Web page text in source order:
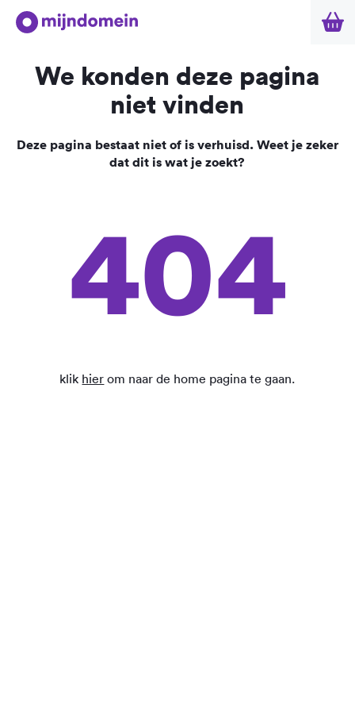
We konden deze pagina
niet vinden
Deze pagina bestaat niet of is verhuisd. Weet je zeker
dat dit is wat je zoekt?
404
klik hier om naar de home pagina te gaan.